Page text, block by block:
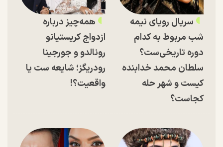
سریال رویای نیمه
شب مربوط به کدام
دوره تاریخی‌ست؟
سلطان محمد خدابنده
کیست و شهر حله
کجاست؟
همه‌چیز درباره
ازدواج کریستیانو
رونالدو و جورجینا
رودریگز؛ شایعه ست یا
واقعیت؟!